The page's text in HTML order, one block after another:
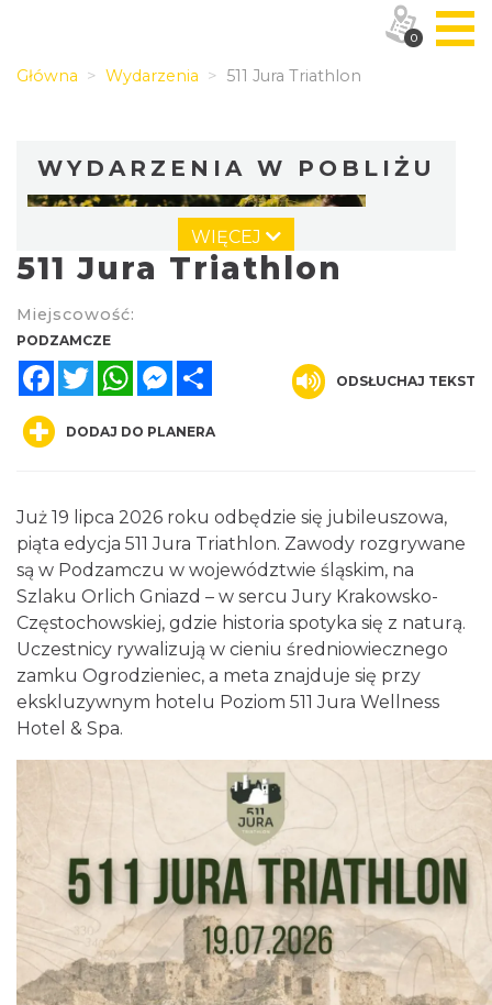
Główna Wydarzenia 511 Jura Triathlon
WYDARZENIA W POBLIŻU
Piknik Trzech Winnic w Winnicy Białe Skały
przy Hotelu Poziom 511
Podzamcze
0.21 km
Wieczór z Duchami na Zamku
Ogrodzieniec
Podzamcze
0.44 km
Podzamcze
2026-08-21
0.44 km
WIĘCEJ
511 Jura Triathlon
Miejscowość:
PODZAMCZE
FacebookTwitterWhatsAppMessenger
ODSŁUCHAJ TEKST
DODAJ DO PLANERA
Już 19 lipca 2026 roku odbędzie się jubileuszowa,
piąta edycja 511 Jura Triathlon. Zawody rozgrywane
są w Podzamczu w województwie śląskim, na
Szlaku Orlich Gniazd – w sercu Jury Krakowsko-
Częstochowskiej, gdzie historia spotyka się z naturą.
Uczestnicy rywalizują w cieniu średniowiecznego
zamku Ogrodzieniec, a meta znajduje się przy
ekskluzywnym hotelu Poziom 511 Jura Wellness
Hotel & Spa.
0